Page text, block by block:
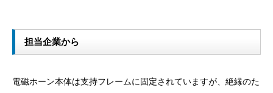
担当企業から
電磁ホーン本体は支持フレームに固定されていますが、絶縁のた